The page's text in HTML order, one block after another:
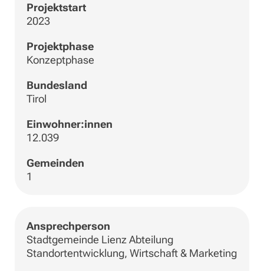
Projektstart
2023
Projektphase
Konzeptphase
Bundesland
Tirol
Einwohner:innen
12.039
Gemeinden
1
Ansprechperson
Stadtgemeinde Lienz Abteilung
Standortentwicklung, Wirtschaft & Marketing